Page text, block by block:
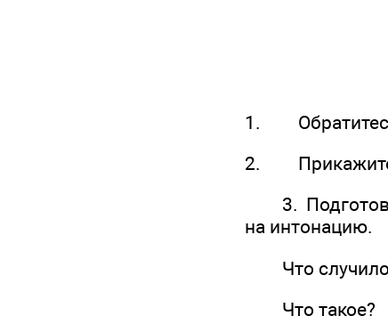
1. Обратитесь
2. Прикажите
3.
на интонацию.
Что
Что такое?